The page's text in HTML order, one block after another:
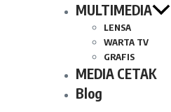
MULTIMEDIA
LENSA
WARTA TV
GRAFIS
MEDIA CETAK
Blog